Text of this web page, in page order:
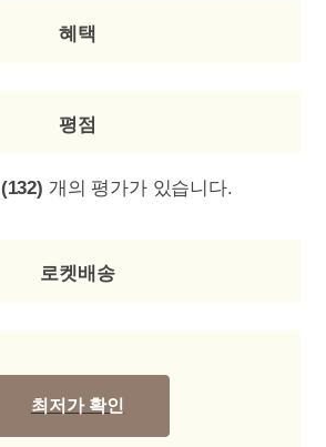
혜택
평점
(132) 개의 평가가 있습니다.
로켓배송
최저가 확인